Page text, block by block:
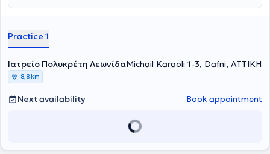
of the University of Patras and holds certification in "Advanced
(ACS). He specialized in Otolaryngology at the Children's Hospital
"Agia Sofia" and at the Piraeus Specialized Cancer Hospital
"Metaxa," in Plastic Surgery at the Athens General Hospital
"Georgios Gennimatas," in Neurosurgery at the Piraeus General
Hospital "Tzaneio," and in General Surgery at the Pyrgos General
as an Otolaryngologist at the Piraeus Specialized Cancer Hospital
Hospital "Hippocratio," and was Consultant at the ENT Clinic of the
Practice 1
Ιατρείο Πολυκρέτη ΛεωνίδαMichail Karaoli 1-3, Dafni, ΑΤΤΙΚΗ
8,8 km
Next availability Book appointment